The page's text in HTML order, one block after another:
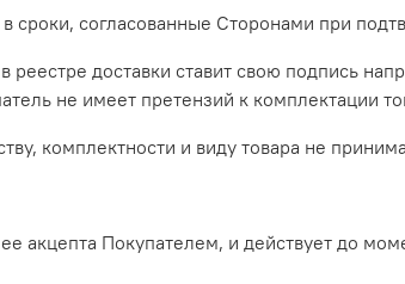
сроки, согласованные Сторонами при
реестре доставки ставит свою подпись
не имеет претензий к комплектации
комплектности и виду товара не
акцепта Покупателем, и действует до